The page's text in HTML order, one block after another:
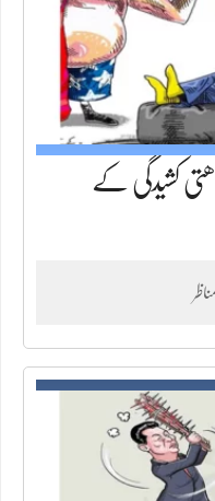
کشیدگی کے